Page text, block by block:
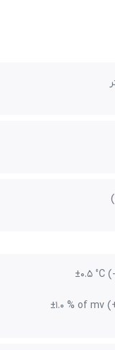
±0.5 °C
±1.0 % of mv